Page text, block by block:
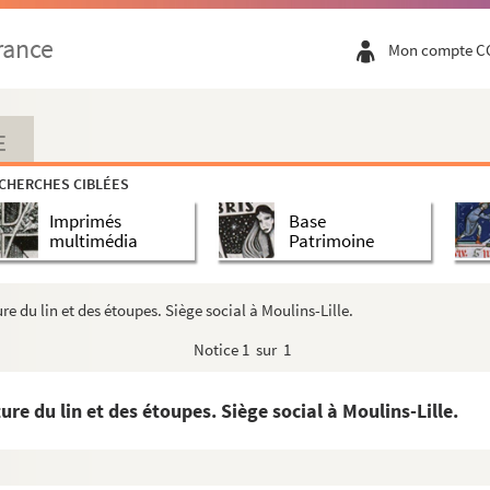
Mon compte
CIBLÉES
Imprimés
multimédia
Base
Patrimoine
du lin et des étoupes. Siège social à Moulins-Lille.
Notice 1 sur 1
du lin et des étoupes. Siège social à Moulins-Lille.